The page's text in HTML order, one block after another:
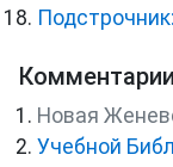
Комментарии
Новая
Учебной